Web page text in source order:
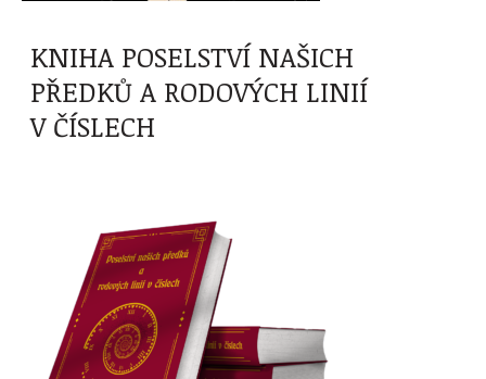
KNIHA POSELSTVÍ NAŠICH
PŘEDKŮ A RODOVÝCH LINIÍ
V ČÍSLECH